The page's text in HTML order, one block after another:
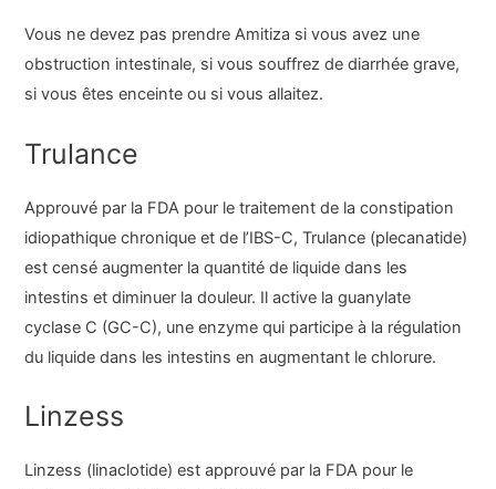
Vous ne devez pas prendre Amitiza si vous avez une
obstruction intestinale, si vous souffrez de diarrhée grave,
si vous êtes enceinte ou si vous allaitez.
Trulance
Approuvé par la FDA pour le traitement de la constipation
idiopathique chronique et de l’IBS-C, Trulance (plecanatide)
est censé augmenter la quantité de liquide dans les
intestins et diminuer la douleur. Il active la guanylate
cyclase C (GC-C), une enzyme qui participe à la régulation
du liquide dans les intestins en augmentant le chlorure.
Linzess
Linzess (linaclotide) est approuvé par la FDA pour le